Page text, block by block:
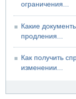
ограничения...
Какие
продления...
Как получить
изменении...